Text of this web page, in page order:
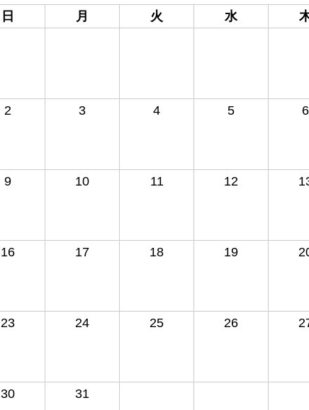
日 月 火 水
2 3 4 5 6
9 10 11 12
16 17 18 19
23 24 25 26
30 31